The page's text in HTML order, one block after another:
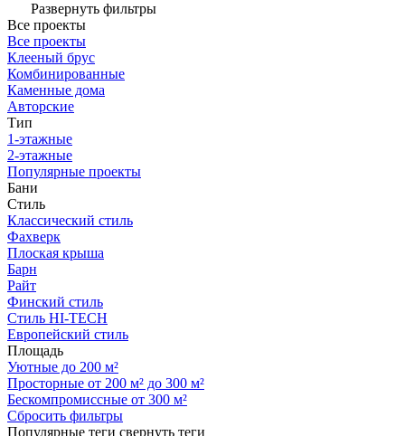
Развернуть фильтры
Все проекты
Все проекты
Клееный брус
Комбинированные
Каменные дома
Авторские
Тип
1-этажные
2-этажные
Популярные проекты
Бани
Стиль
Классический стиль
Фахверк
Плоская крыша
Барн
Райт
Финский стиль
Стиль HI-TECH
Европейский стиль
Площадь
Уютные до 200 м²
Просторные от 200 м² до 300 м²
Бескомпромиссные от 300 м²
Сбросить фильтры
Популярные теги свернуть теги